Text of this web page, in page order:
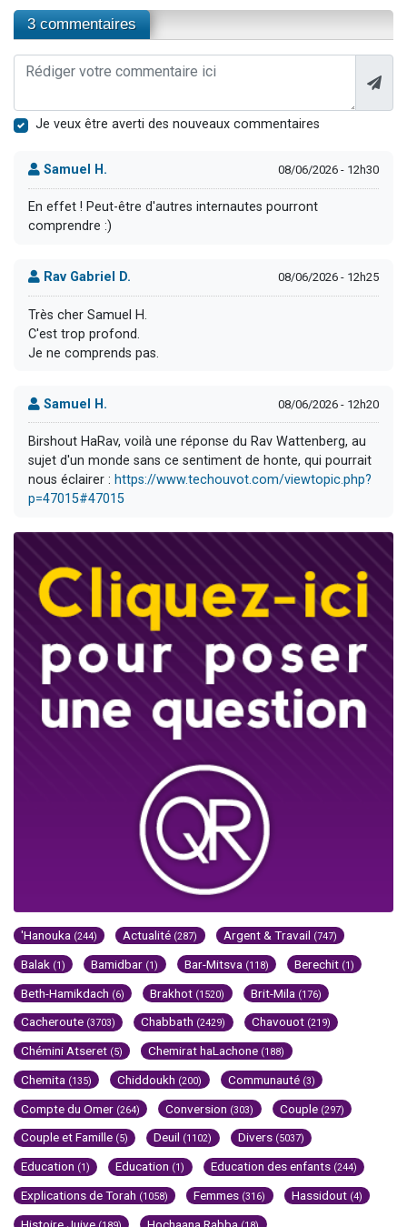
3 commentaires
Je veux être averti des nouveaux commentaires
Samuel H. 08/06/2026 - 12h30
En effet ! Peut-être d'autres internautes pourront
comprendre :)
Rav Gabriel D. 08/06/2026 - 12h25
Très cher Samuel H.
C'est trop profond.
Je ne comprends pas.
Samuel H. 08/06/2026 - 12h20
Birshout HaRav, voilà une réponse du Rav Wattenberg, au
sujet d'un monde sans ce sentiment de honte, qui pourrait
nous éclairer : https://www.techouvot.com/viewtopic.php?
p=47015#47015
'Hanouka (244) Actualité (287) Argent & Travail (747)
Balak (1) Bamidbar (1) Bar-Mitsva (118) Berechit (1)
Beth-Hamikdach (6) Brakhot (1520) Brit-Mila (176)
Cacheroute (3703) Chabbath (2429) Chavouot (219)
Chémini Atseret (5) Chemirat haLachone (188)
Chemita (135) Chiddoukh (200) Communauté (3)
Compte du Omer (264) Conversion (303) Couple (297)
Couple et Famille (5) Deuil (1102) Divers (5037)
Education (1) Education (1) Education des enfants (244)
Explications de Torah (1058) Femmes (316) Hassidout (4)
Histoire Juive Hochaana Rabba